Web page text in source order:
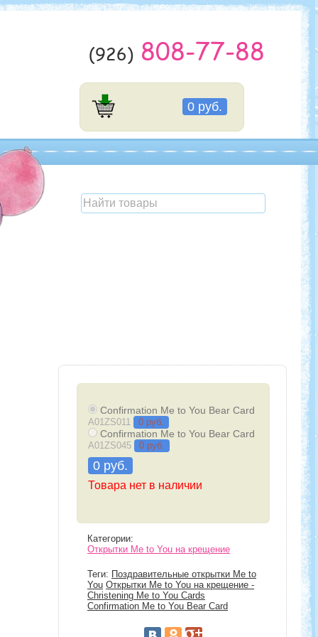
(926)808-77-88
0 руб.
Confirmation Me to You Bear Card
A01ZS011 0 руб.
Confirmation Me to You Bear Card
A01ZS045 0 руб.
0 руб.
Товара нет в наличии
Категории:
Открытки Me to You на крещение
Теги: Поздравительные открытки Me to
You Открытки Me to You на крещение -
Christening Me to You Cards
Confirmation Me to You Bear Card